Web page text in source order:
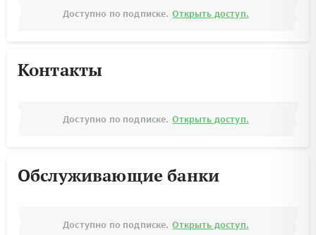
Доступно по подписке. Открыть доступ.
Контакты
Доступно по подписке. Открыть доступ.
Обслуживающие банки
Доступно по подписке. Открыть доступ.